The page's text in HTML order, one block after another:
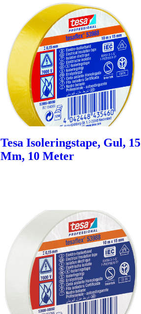
Tesa Isoleringstape, Gul, 15
Mm, 10 Meter